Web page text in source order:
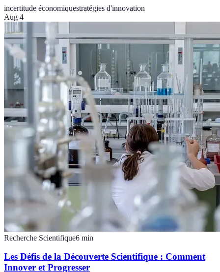
incertitude économiquestratégies d'innovation
Aug 4
Recherche Scientifique6 min
Les Défis de la Découverte Scientifique : Comment
Innover et Progresser